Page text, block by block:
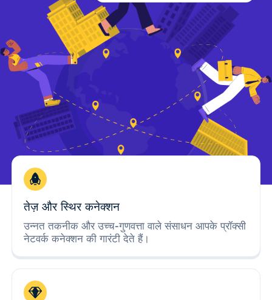
तेज़ और स्थिर कनेक्शन
उन्नत तकनीक और उच्च-गुणवत्ता वाले संसाधन आपके प्रॉक्सी
नेटवर्क कनेक्शन की गारंटी देते हैं।